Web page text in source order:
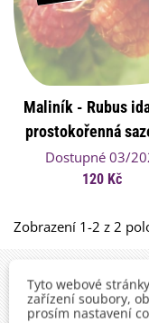
Maliník - Rubus
prostokořenná
maliníku - 2
Dostupné 03/
120 Kč
Zobrazení 1-2 z 2
Tyto webové
zařízení soubory,
prosím nastavení